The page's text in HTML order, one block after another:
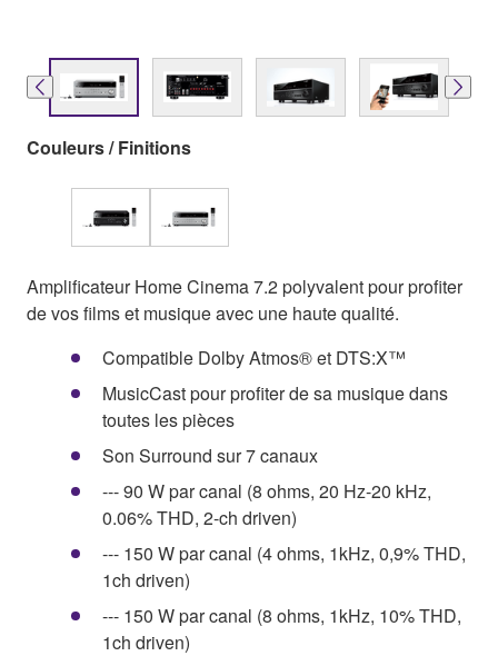
Couleurs / Finitions
Amplificateur Home Cinema 7.2 polyvalent pour profiter
de vos films et musique avec une haute qualité.
Compatible Dolby Atmos® et DTS:X™
MusicCast pour profiter de sa musique dans
toutes les pièces
Son Surround sur 7 canaux
--- 90 W par canal (8 ohms, 20 Hz-20 kHz,
0.06% THD, 2-ch driven)
--- 150 W par canal (4 ohms, 1kHz, 0,9% THD,
1ch driven)
--- 150 W par canal (8 ohms, 1kHz, 10% THD,
1ch driven)